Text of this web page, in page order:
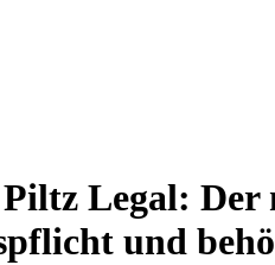
Legal: Der
und